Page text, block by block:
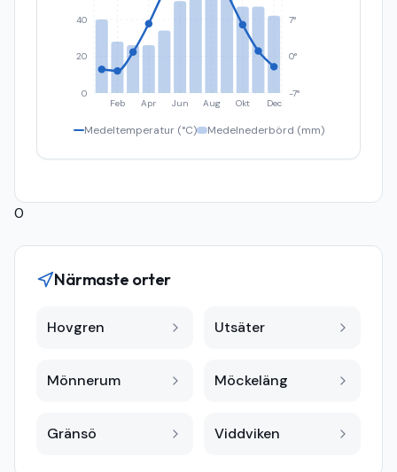
Feb Apr Jun Aug Okt Dec
0
20
40
-7°
0°
7°
Medeltemperatur (°C) Medelnederbörd (mm)
0
Närmaste orter
Hovgren Utsäter
Mönnerum Möckeläng
Gränsö Viddviken